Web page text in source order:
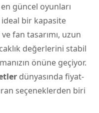
güncel oyunları
bir kapasite
fan tasarımı, uzun
değerlerini stabil
önüne geçiyor.
dünyasında fiyat-
seçeneklerden biri